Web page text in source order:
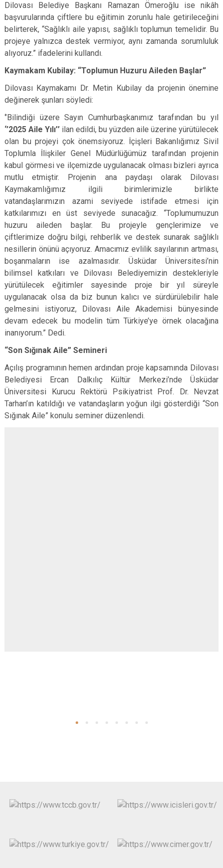
Dilovası Belediye Başkanı Ramazan Ömeroğlu ise nikâh
başvurularında çiftlere bu eğitimin zorunlu hale getirileceğini
belirterek, “Sağlıklı aile yapısı, sağlıklı toplumun temelidir. Bu
projeye yalnızca destek vermiyor, aynı zamanda sorumluluk
alıyoruz.” ifadelerini kullandı.
Kaymakam Kubilay: “Toplumun Huzuru Aileden Başlar”
Dilovası Kaymakamı Dr. Metin Kubilay da projenin önemine
değinerek şunları söyledi:
‘’Bilindiği üzere Sayın Cumhurbaşkanımız tarafından bu yıl
‘’2025 Aile Yılı’’ ilan edildi, bu yüzden aile üzerine yürütülecek
olan bu projeyi çok önemsiyoruz. İçişleri Bakanlığımız Sivil
Toplumla İlişkiler Genel Müdürlüğümüz tarafından projenin
kabul görmesi ve ilçemizde uygulanacak olması bizleri ayrıca
mutlu etmiştir. Projenin ana paydaşı olarak Dilovası
Kaymakamlığımız ilgili birimlerimizle birlikte
vatandaşlarımızın azami seviyede istifade etmesi için
katkılarımızı en üst seviyede sunacağız. “Toplumumuzun
huzuru aileden başlar. Bu projeyle gençlerimize ve
çiftlerimize doğru bilgi, rehberlik ve destek sunarak sağlıklı
nesillerin önünü açıyoruz. Amacımız evlilik sayılarının artması,
boşanmaların ise azalmasıdır. Üsküdar Üniversitesi’nin
bilimsel katkıları ve Dilovası Belediyemizin destekleriyle
yürütülecek eğitimler sayesinde proje bir yıl süreyle
uygulanacak olsa da biz bunun kalıcı ve sürdürülebilir hale
gelmesini istiyoruz, Dilovası Aile Akademisi bünyesinde
devam edecek bu modelin tüm Türkiye’ye örnek olacağına
inanıyorum.” Dedi.
“Son Sığınak Aile” Semineri
Açılış programının hemen ardından proje kapsamında Dilovası
Belediyesi Ercan Dalkılıç Kültür Merkezi’nde Üsküdar
Üniversitesi Kurucu Rektörü Psikiyatrist Prof. Dr. Nevzat
Tarhan’ın katıldığı ve vatandaşların yoğun ilgi gösterdiği “Son
Sığınak Aile” konulu seminer düzenlendi.